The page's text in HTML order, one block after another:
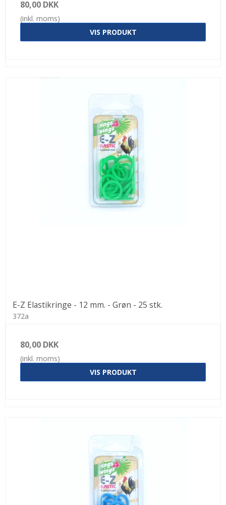
80,00 DKK
(inkl. moms)
VIS PRODUKT
E-Z Elastikringe - 12 mm. - Grøn - 25 stk.
372a
80,00 DKK
(inkl. moms)
VIS PRODUKT